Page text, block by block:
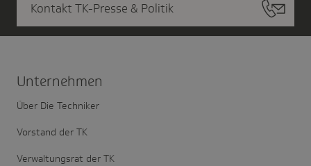
Kontakt TK-Presse & Politik
Unter­nehmen
Über Die Techniker
Vorstand der TK
Verwaltungsrat der TK